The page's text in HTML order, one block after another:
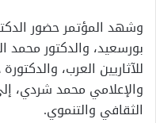
وشهد المؤتمر حضور
بورسعيد، والدكتور
للآثاريين العرب،
والإعلامي محمد شردي،
الثقافي والتنموي.